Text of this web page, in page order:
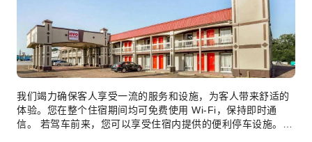
我们竭力确保客人享受一流的服务和设施，为客人带来舒适的
体验。您在整个住宿期间均可免费使用 Wi-Fi，保持即时通
信。 若驾车前来，您可以享受住宿内提供的便利停车设施。